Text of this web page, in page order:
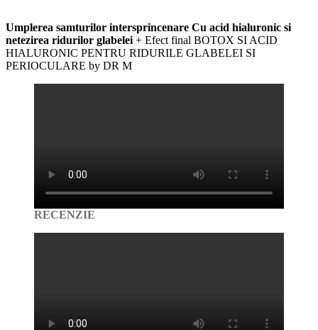
Umplerea samturilor intersprincenare Cu acid hialuronic si
netezirea ridurilor glabelei + Efect final BOTOX SI ACID
HIALURONIC PENTRU RIDURILE GLABELEI SI
PERIOCULARE by DR M
RECENZIE